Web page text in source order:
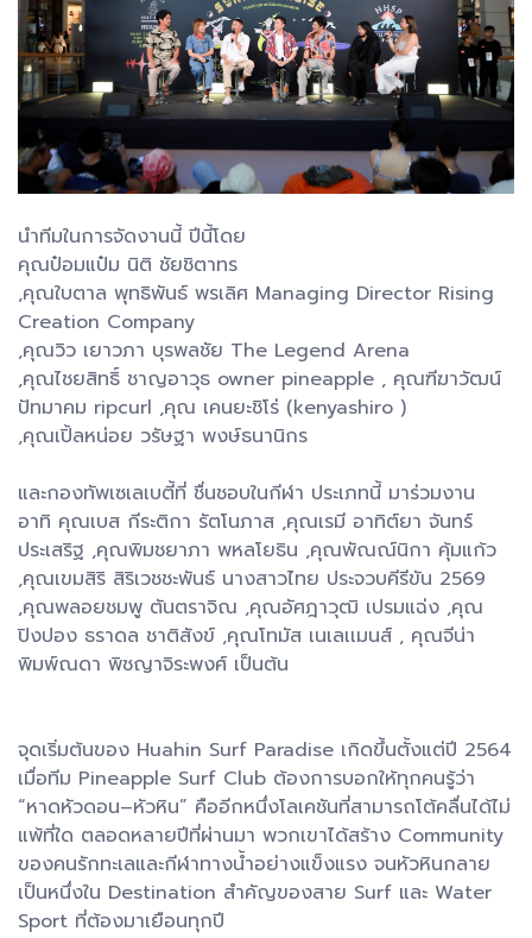
นำทีมในการจัดงานนี้ ปีนี้โดย
คุณป๋อมแป๋ม นิติ ชัยชิตาทร
,คุณใบตาล พุทธิพันธ์ พรเลิศ Managing Director Rising
Creation Company
,คุณวิว เยาวภา บุรพลชัย The Legend Arena
,คุณไชยสิทธิ์ ชาญอาวุธ owner pineapple , คุณฑีฆาวัฒน์
ปัทมาคม ripcurl ,คุณ เคนยะชิโร่ (kenyashiro )
,คุณเปิ้ลหน่อย วรัษฐา พงษ์ธนานิกร
และกองทัพเซเลเบตี้ที่ ชื่นชอบในกีฬา ประเภทนี้ มาร่วมงาน
อาทิ คุณเบส กีระติกา รัตโนภาส ,คุณเรมี อาทิต์ยา จันทร์
ประเสริฐ ,คุณพิมชยาภา พหลโยธิน ,คุณพัณณ์นิกา คุ้มแก้ว
,คุณเขมสิริ สิริเวชชะพันธ์ นางสาวไทย ประจวบคีรีขัน 2569
,คุณพลอยชมพู ตันตราจิณ ,คุณอัศฎาวุฒิ เปรมแฉ่ง ,คุณ
ปิงปอง ธราดล ชาติสังข์ ,คุณโทมัส เนเลเเมนส์ , คุณจีน่า
พิมพ์ณดา พิชญาจิระพงศ์ เป็นต้น
จุดเริ่มต้นของ Huahin Surf Paradise เกิดขึ้นตั้งแต่ปี 2564
เมื่อทีม Pineapple Surf Club ต้องการบอกให้ทุกคนรู้ว่า
“หาดหัวดอน–หัวหิน” คืออีกหนึ่งโลเคชันที่สามารถโต้คลื่นได้ไม่
แพ้ที่ใด ตลอดหลายปีที่ผ่านมา พวกเขาได้สร้าง Community
ของคนรักทะเลและกีฬาทางน้ำอย่างแข็งแรง จนหัวหินกลาย
เป็นหนึ่งใน Destination สำคัญของสาย Surf และ Water
Sport ที่ต้องมาเยือนทุกปี